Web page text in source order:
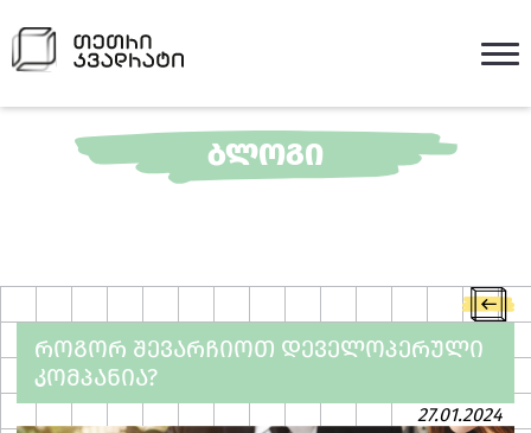
ᲑᲚᲝᲒᲘ
ᲠᲝᲒᲝᲠ ᲨᲔᲕᲐᲠᲩᲘᲝᲗ ᲓᲔᲕᲔᲚᲝᲞᲔᲠᲣᲚᲘ
ᲙᲝᲛᲞᲐᲜᲘᲐ?
27.01.2024